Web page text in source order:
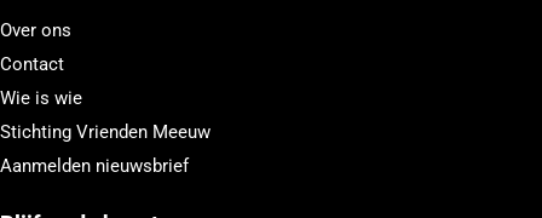
Over ons
Contact
Wie is wie
Stichting Vrienden Meeuw
Aanmelden nieuwsbrief